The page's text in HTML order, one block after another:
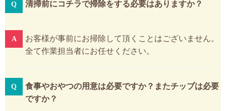
清掃前にコチラで掃除をする必要はありますか？
お客様が事前にお掃除して頂くことはございません。
全て作業担当者にお任せください。
食事やおやつの用意は必要ですか？またチップは必要
ですか？